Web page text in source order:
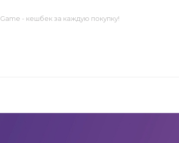
- кешбек за каждую покупку!